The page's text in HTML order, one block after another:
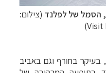
הסמל של לפלנד (צילום:
Visit
בחורף וגם באביב